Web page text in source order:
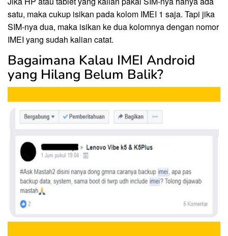
satu, maka cukup isikan pada kolom IMEI 1 saja. Tapi jika
SIM-nya dua, maka isikan ke dua kolomnya dengan nomor
IMEI yang sudah kalian catat.
Bagaimana Kalau IMEI Android
yang Hilang Belum Balik?